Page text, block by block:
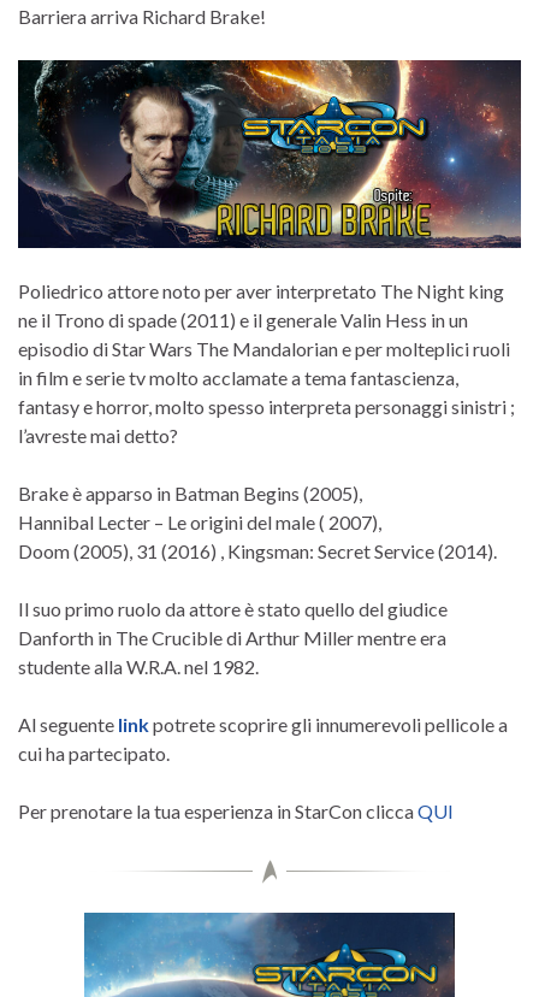
Barriera arriva Richard Brake!
Poliedrico attore noto per aver interpretato The Night king
ne il Trono di spade (2011) e il generale Valin Hess in un
episodio di Star Wars The Mandalorian e per molteplici ruoli
in film e serie tv molto acclamate a tema fantascienza,
fantasy e horror, molto spesso interpreta personaggi sinistri ;
l’avreste mai detto?
Brake è apparso in Batman Begins (2005),
Hannibal Lecter – Le origini del male ( 2007),
Doom (2005), 31 (2016) , Kingsman: Secret Service (2014).
Il suo primo ruolo da attore è stato quello del giudice
Danforth in The Crucible di Arthur Miller mentre era
studente alla W.R.A. nel 1982.
Al seguente linkpotrete scoprire gli innumerevoli pellicole a
cui ha partecipato.
Per prenotare la tua esperienza in StarCon cliccaQUI